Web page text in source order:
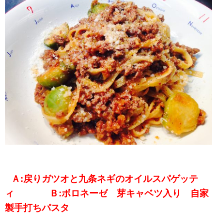
Ａ:戻りガツオと九条ネギのオイルスパゲッテ
ィ Ｂ:ボロネーゼ 芽キャベツ入り 自家
製手打ちパスタ